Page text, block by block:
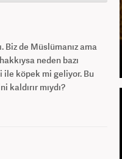
Biz de Müslümanız ama
neden bazı
ile köpek mi geliyor. Bu
kaldırır mıydı?